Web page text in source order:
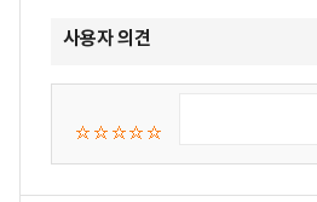
사용자 의견